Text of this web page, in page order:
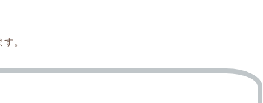
。